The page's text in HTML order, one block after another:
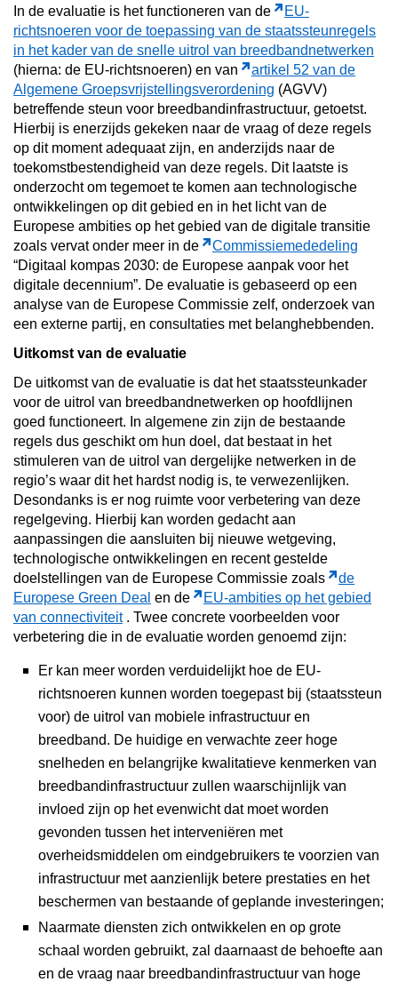
In de evaluatie is het functioneren van de
EU-
richtsnoeren voor de toepassing van de staatssteunregels
in het kader van de snelle uitrol van breedbandnetwerken
(hierna: de EU-richtsnoeren) en van
artikel 52 van de
Algemene Groepsvrijstellingsverordening (AGVV)
betreffende steun voor breedbandinfrastructuur, getoetst.
Hierbij is enerzijds gekeken naar de vraag of deze regels
op dit moment adequaat zijn, en anderzijds naar de
toekomstbestendigheid van deze regels. Dit laatste is
onderzocht om tegemoet te komen aan technologische
ontwikkelingen op dit gebied en in het licht van de
Europese ambities op het gebied van de digitale transitie
zoals vervat onder meer in de
Commissiemededeling
“Digitaal kompas 2030: de Europese aanpak voor het
digitale decennium”. De evaluatie is gebaseerd op een
analyse van de Europese Commissie zelf, onderzoek van
een externe partij, en consultaties met belanghebbenden.
Uitkomst van de evaluatie
De uitkomst van de evaluatie is dat het staatssteunkader
voor de uitrol van breedbandnetwerken op hoofdlijnen
goed functioneert. In algemene zin zijn de bestaande
regels dus geschikt om hun doel, dat bestaat in het
stimuleren van de uitrol van dergelijke netwerken in de
regio’s waar dit het hardst nodig is, te verwezenlijken.
Desondanks is er nog ruimte voor verbetering van deze
regelgeving. Hierbij kan worden gedacht aan
aanpassingen die aansluiten bij nieuwe wetgeving,
technologische ontwikkelingen en recent gestelde
doelstellingen van de Europese Commissie zoals
de
Europese Green Deal en de
EU-ambities op het gebied
van connectiviteit . Twee concrete voorbeelden voor
verbetering die in de evaluatie worden genoemd zijn:
Er kan meer worden verduidelijkt hoe de EU-
richtsnoeren kunnen worden toegepast bij (staatssteun
voor) de uitrol van mobiele infrastructuur en
breedband. De huidige en verwachte zeer hoge
snelheden en belangrijke kwalitatieve kenmerken van
breedbandinfrastructuur zullen waarschijnlijk van
invloed zijn op het evenwicht dat moet worden
gevonden tussen het interveniëren met
overheidsmiddelen om eindgebruikers te voorzien van
infrastructuur met aanzienlijk betere prestaties en het
beschermen van bestaande of geplande investeringen;
Naarmate diensten zich ontwikkelen en op grote
schaal worden gebruikt, zal daarnaast de behoefte aan
en de vraag naar breedbandinfrastructuur van hoge